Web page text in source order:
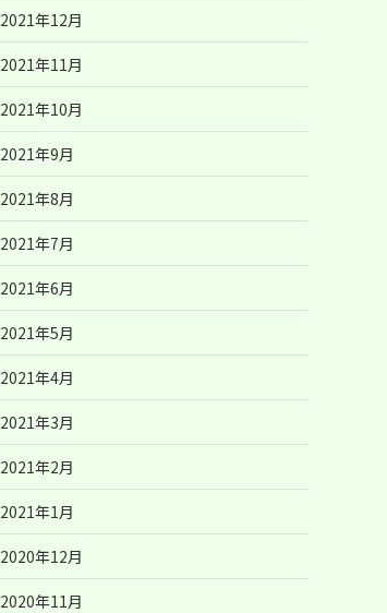
2021年12月
2021年11月
2021年10月
2021年9月
2021年8月
2021年7月
2021年6月
2021年5月
2021年4月
2021年3月
2021年2月
2021年1月
2020年12月
2020年11月